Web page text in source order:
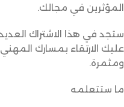
المؤثرين في مجالك.
ستجد في هذا الاشتراك
عليك الارتقاء بمسارك
ومثمرة.
ما ستتعلمه